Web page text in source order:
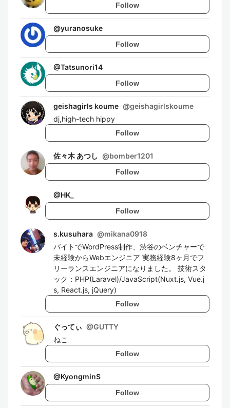
Follow
@yuranosuke
Follow
@Tatsunori14
Follow
geishagirls koume @geishagirlskoume
dj,high-tech hippy
Follow
佐々木 あつし @bomber1201
Follow
@HK_
Follow
s.kusuhara @mikana0918
バイトでWordPress制作、渋谷のベンチャーで
未経験からWebエンジニア 実務経験8ヶ月でフ
リーランスエンジニアになりました。 技術スタ
ック：PHP(Laravel)/JavaScript(Nuxt.js, Vue.j
s, React.js, jQuery)
Follow
ぐってぃ @GUTTY
ねこ
Follow
@KyongminS
Follow